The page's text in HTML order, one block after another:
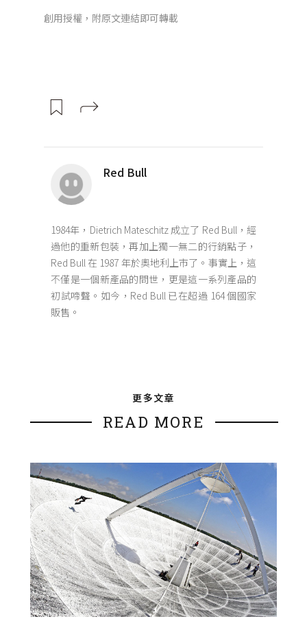
創用授權，附原文連結即可轉載
Red Bull
1984年，Dietrich Mateschitz 成立了 Red Bull，經
過他的重新包裝，再加上獨一無二的行銷點子，
Red Bull 在 1987 年於奧地利上市了。事實上，這
不僅是一個新產品的問世，更是這一系列產品的
初試啼聲。如今，Red Bull 已在超過 164 個國家
販售。
更多文章
READ MORE